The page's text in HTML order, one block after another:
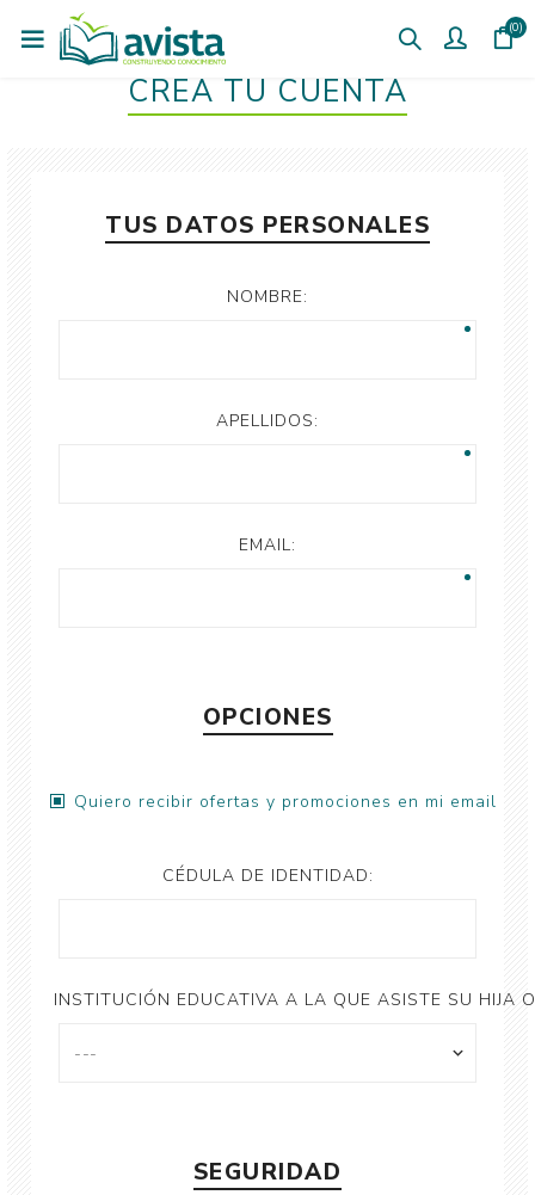
(0)
CREÁ TU CUENTA
TUS DATOS PERSONALES
NOMBRE:
APELLIDOS:
EMAIL:
OPCIONES
Quiero recibir ofertas y promociones en mi email
CÉDULA DE IDENTIDAD:
INSTITUCIÓN EDUCATIVA A LA QUE ASISTE SU HIJA
SEGURIDAD